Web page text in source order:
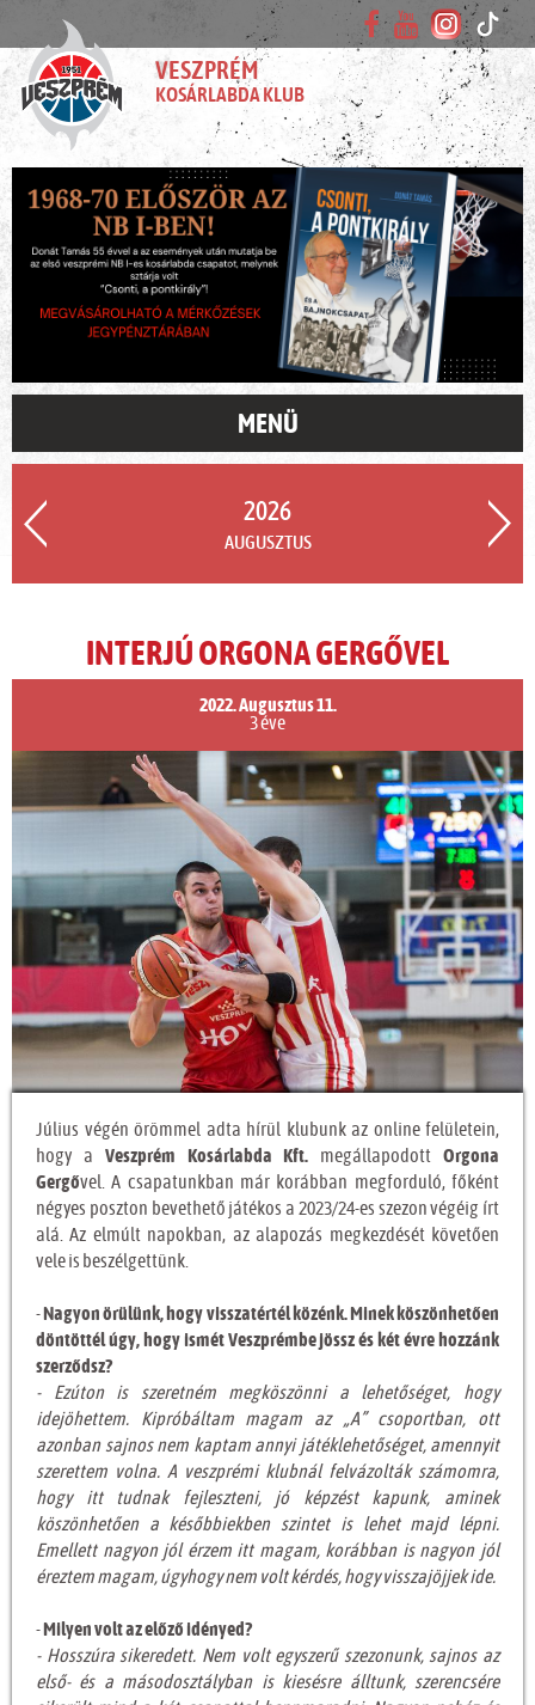
VESZPRÉM
KOSÁRLABDA KLUB
MENÜ
2026
AUGUSZTUS
INTERJÚ ORGONA GERGŐVEL
2022. Augusztus 11.
3 éve
Július végén örömmel adta hírül klubunk az online felületein,
hogy a Veszprém Kosárlabda Kft. megállapodottOrgona
Gergővel. A csapatunkban már korábban megforduló, főként
négyes poszton bevethető játékos a 2023/24-es szezon végéig írt
alá. Az elmúlt napokban, az alapozás megkezdését követően
vele is beszélgettünk.
- Nagyon örülünk, hogy visszatértél közénk. Minek köszönhetően
döntöttél úgy, hogy ismét Veszprémbe jössz és két évre hozzánk
szerződsz?
- Ezúton is szeretném megköszönni a lehetőséget, hogy
idejöhettem. Kipróbáltam magam az „A” csoportban, ott
azonban sajnos nem kaptam annyi játéklehetőséget, amennyit
szerettem volna. A veszprémi klubnál felvázolták számomra,
hogy itt tudnak fejleszteni, jó képzést kapunk, aminek
köszönhetően a későbbiekben szintet is lehet majd lépni.
Emellett nagyon jól érzem itt magam, korábban is nagyon jól
éreztem magam, úgyhogy nem volt kérdés, hogy visszajöjjek ide.
- Milyen volt az előző idényed?
- Hosszúra sikeredett. Nem volt egyszerű szezonunk, sajnos az
első- és a másodosztályban is kiesésre álltunk, szerencsére